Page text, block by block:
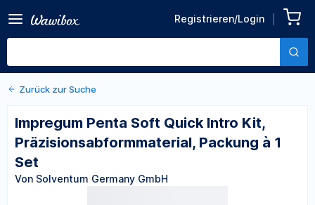
Registrieren/Login
Intro Kit,
Präzisionsabformmaterial,
Von Solventum Germany GmbH
Zurück zu den Produktdetails
Zurück zur Suche
Impregum Penta Soft Quick Intro Kit,
Präzisionsabformmaterial, Packung à 1
Set
Von Solventum Germany GmbH